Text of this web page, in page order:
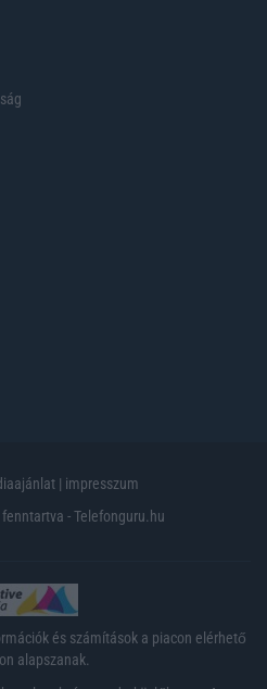
| impresszum
- Telefonguru.hu
és számítások a piacon elérhető
alapszanak.